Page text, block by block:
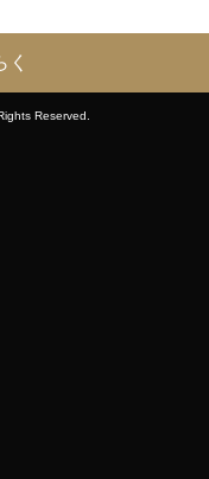
Reserved.